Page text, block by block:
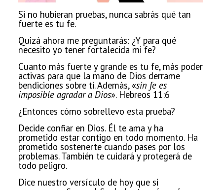
Si no hubieran pruebas, nunca sabrás qué tan
fuerte es tu fe.
Quizá ahora me preguntarás: ¿Y para qué
necesito yo tener fortalecida mi fe?
Cuanto más fuerte y grande es tu fe, más poder
activas para que la mano de Dios derrame
bendiciones sobre ti. Además, «sin fe es
imposible agradar a Dios». Hebreos 11:6
¿Entonces cómo sobrellevo esta prueba?
Decide confiar en Dios. Él te ama y ha
prometido estar contigo en todo momento. Ha
prometido sostenerte cuando pases por los
problemas. También te cuidará y protegerá de
todo peligro.
Dice nuestro versículo de hoy que si